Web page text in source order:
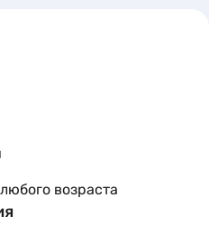
возраста